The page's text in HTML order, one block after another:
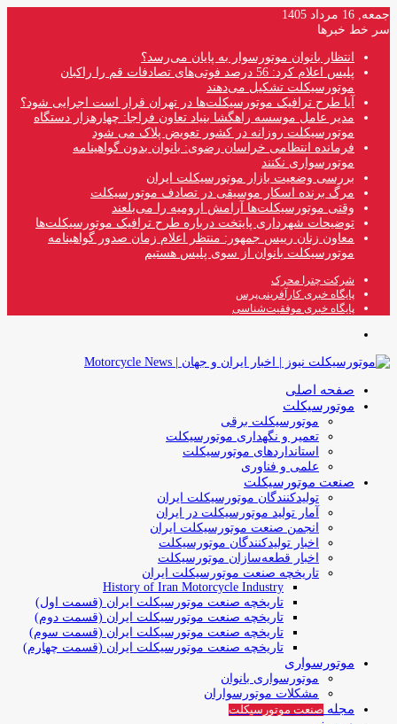
جمعه, 16 مرداد 1405
سر خط خبرها
انتظار بانوان موتورسوار به پایان می‌رسد؟
پلیس اعلام کرد: 56 درصد فوتی‌های تصادفات قم را راکبان
موتورسیکلت تشکیل می‌دهند
آیا طرح ترافیک موتورسیکلت‌ها در تهران قرار است اجرایی شود؟
مدیر عامل موسسه راهگشا بنیاد تعاون فراجا: چهارهزار دستگاه
موتورسیکلت روزانه در کشور تعویض پلاک می شود
فرمانده انتظامی خراسان رضوی: بانوان بدون گواهینامه
موتورسواری نکنند
بررسی وضعیت بازار موتورسیکلت ایران
مرگ برنده اسکار موسیقی در تصادف موتورسیکلت
وقتی موتورسیکلت‌ها آرامش ارومیه را می‌بلعند
توضیحات شهرداری پایتخت درباره طرح ترافیک موتورسیکلت‌ها
معاون زنان رییس جمهور: منتظر اعلام زمان صدور گواهینامه
موتورسیکلت بانوان از سوی پلیس هستیم
شرکت چترا محرک
پایگاه خبری کارآفرینی‌پرس
پایگاه خبری موفقیت‌شناسی
صفحه اصلی
موتورسیکلت
موتورسیکلت برقی
تعمیر و نگهداری موتورسیکلت
استانداردهای موتورسیکلت
علمی و فناوری
صنعت موتورسیکلت
تولیدکنندگان موتورسیکلت ایران
آمار تولید موتورسیکلت در ایران
انجمن صنعت موتورسیکلت ایران
اخبار تولیدکنندگان موتورسیکلت
اخبار قطعه‌سازان موتورسیکلت
تاریخچه صنعت موتورسیکلت ایران
History of Iran Motorcycle Industry
تاریخچه صنعت موتورسیکلت ایران (قسمت اول)
تاریخچه صنعت موتورسیکلت ایران (قسمت دوم)
تاریخچه صنعت موتورسیکلت ایران (قسمت سوم)
تاریخچه صنعت موتورسیکلت ایران (قسمت چهارم)
موتورسواری
موتورسواری بانوان
مشکلات موتورسواران
مجله صنعت موتورسیکلت